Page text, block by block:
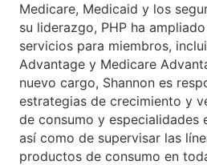
Medicare, Medicaid y los
su liderazgo, PHP ha
servicios para miembros,
Advantage y Medicare
nuevo cargo, Shannon es
estrategias de crecimiento y
de consumo y especialidades
así como de supervisar las
productos de consumo en